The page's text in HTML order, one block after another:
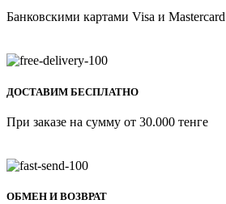
Банковскими картами Visa и Mastercard
ДОСТАВИМ БЕСПЛАТНО
При заказе на сумму от 30.000 тенге
ОБМЕН И ВОЗВРАТ